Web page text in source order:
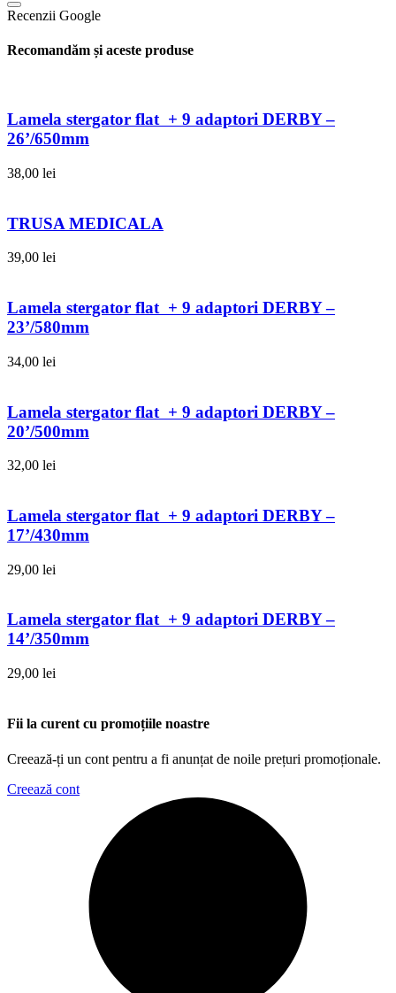
Recenzii Google
Recomandăm și aceste produse
Lamela stergator flat + 9 adaptori DERBY –
26’/650mm
38,00 lei
TRUSA MEDICALA
39,00 lei
Lamela stergator flat + 9 adaptori DERBY –
23’/580mm
34,00 lei
Lamela stergator flat + 9 adaptori DERBY –
20’/500mm
32,00 lei
Lamela stergator flat + 9 adaptori DERBY –
17’/430mm
29,00 lei
Lamela stergator flat + 9 adaptori DERBY –
14’/350mm
29,00 lei
Fii la curent cu promoțiile noastre
Creează-ți un cont pentru a fi anunțat de noile prețuri promoționale.
Creează cont